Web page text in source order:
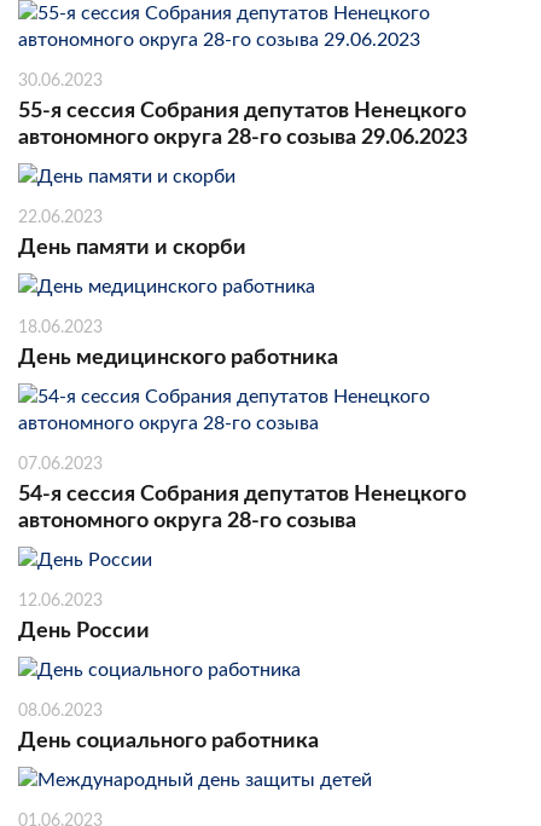
30.06.2023
55-я сессия Собрания депутатов Ненецкого
автономного округа 28-го созыва 29.06.2023
22.06.2023
День памяти и скорби
18.06.2023
День медицинского работника
07.06.2023
54-я сессия Собрания депутатов Ненецкого
автономного округа 28-го созыва
12.06.2023
День России
08.06.2023
День социального работника
01.06.2023